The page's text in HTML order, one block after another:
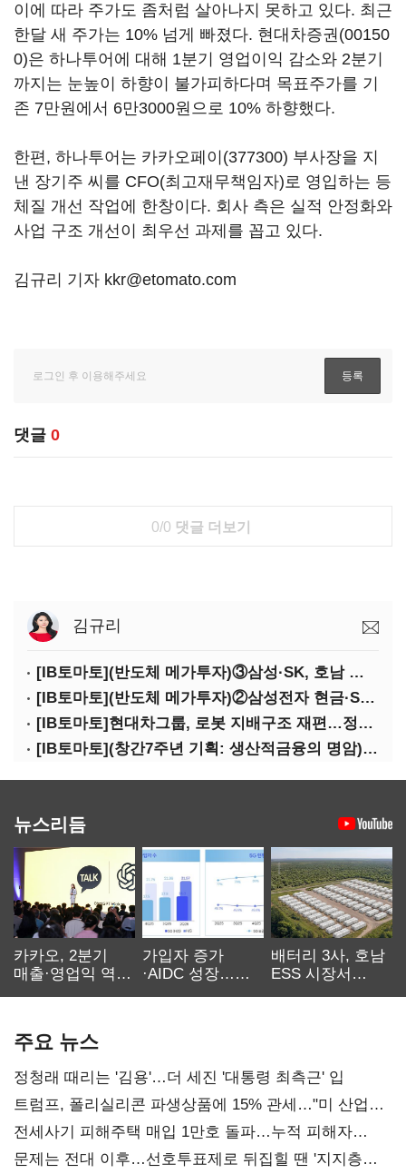
이에 따라 주가도 좀처럼 살아나지 못하고 있다. 최근
한달 새 주가는 10% 넘게 빠졌다. 현대차증권(00150
0)은 하나투어에 대해 1분기 영업이익 감소와 2분기
까지는 눈높이 하향이 불가피하다며 목표주가를 기
존 7만원에서 6만3000원으로 10% 하향했다.
한편, 하나투어는 카카오페이(377300) 부사장을 지
낸 장기주 씨를 CFO(최고재무책임자)로 영입하는 등
체질 개선 작업에 한창이다. 회사 측은 실적 안정화와
사업 구조 개선이 최우선 과제를 꼽고 있다.
김규리 기자 kkr@etomato.com
댓글 0
0/0 댓글 더보기
김규리
[IB토마토](반도체 메가투자)③삼성·SK, 호남 동시 출격…인력·협력사 쟁탈전
[IB토마토](반도체 메가투자)②삼성전자 현금·SDI 차입…엇갈린 2655조 투자체력
[IB토마토]현대차그룹, 로봇 지배구조 재편…정의선 1245억 추가 투입 유력
[IB토마토](창간7주년 기획: 생산적금융의 명암)③선택받은 산업, 커진 자금격차
뉴스리듬
카카오, 2분기
매출·영업익 역대
가입자 증가
·AIDC 성장…
배터리 3사, 호남
ESS 시장서
주요 뉴스
정청래 때리는 '김용'…더 세진 '대통령 최측근' 입
트럼프, 폴리실리콘 파생상품에 15% 관세…"미 산업
재건"
전세사기 피해주택 매입 1만호 돌파…누적 피해자
4만278명
문제는 전대 이후…선호투표제로 뒤집힐 땐 '지지층